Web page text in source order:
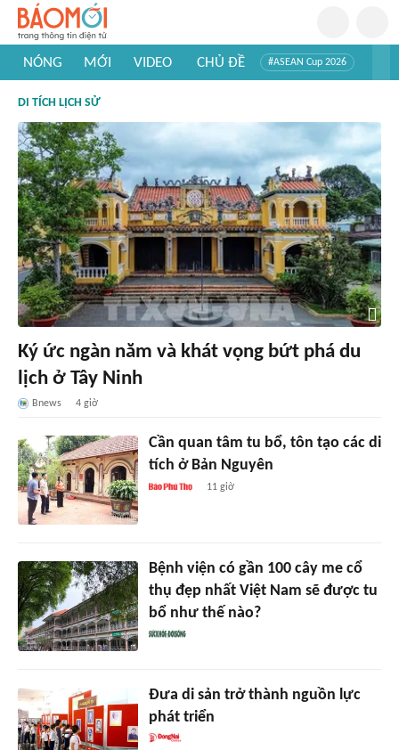
NÓNG MỚI VIDEO CHỦ ĐỀ #ASEAN Cup 2026
#Khám phá thế giới
DI TÍCH LỊCH SỬ
Ký ức ngàn năm và khát vọng bứt phá du
lịch ở Tây Ninh
Bnews 4 giờ
Cần quan tâm tu bổ, tôn tạo các di
tích ở Bản Nguyên
11 giờ
Bệnh viện có gần 100 cây me cổ
thụ đẹp nhất Việt Nam sẽ được tu
bổ như thế nào?
Đưa di sản trở thành nguồn lực
phát triển